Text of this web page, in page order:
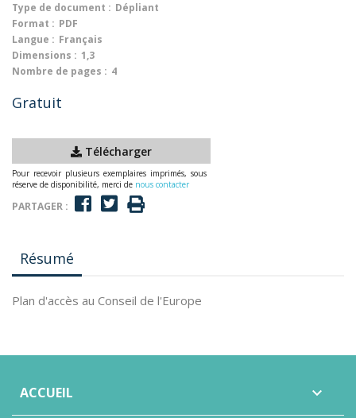
Type de document : Dépliant
Format : PDF
Langue : Français
Dimensions : 1,3
Nombre de pages : 4
Gratuit
Télécharger
Pour recevoir plusieurs exemplaires imprimés, sous
réserve de disponibilité, merci de nous contacter
PARTAGER :
Résumé
Plan d'accès au Conseil de l'Europe
ACCUEIL 